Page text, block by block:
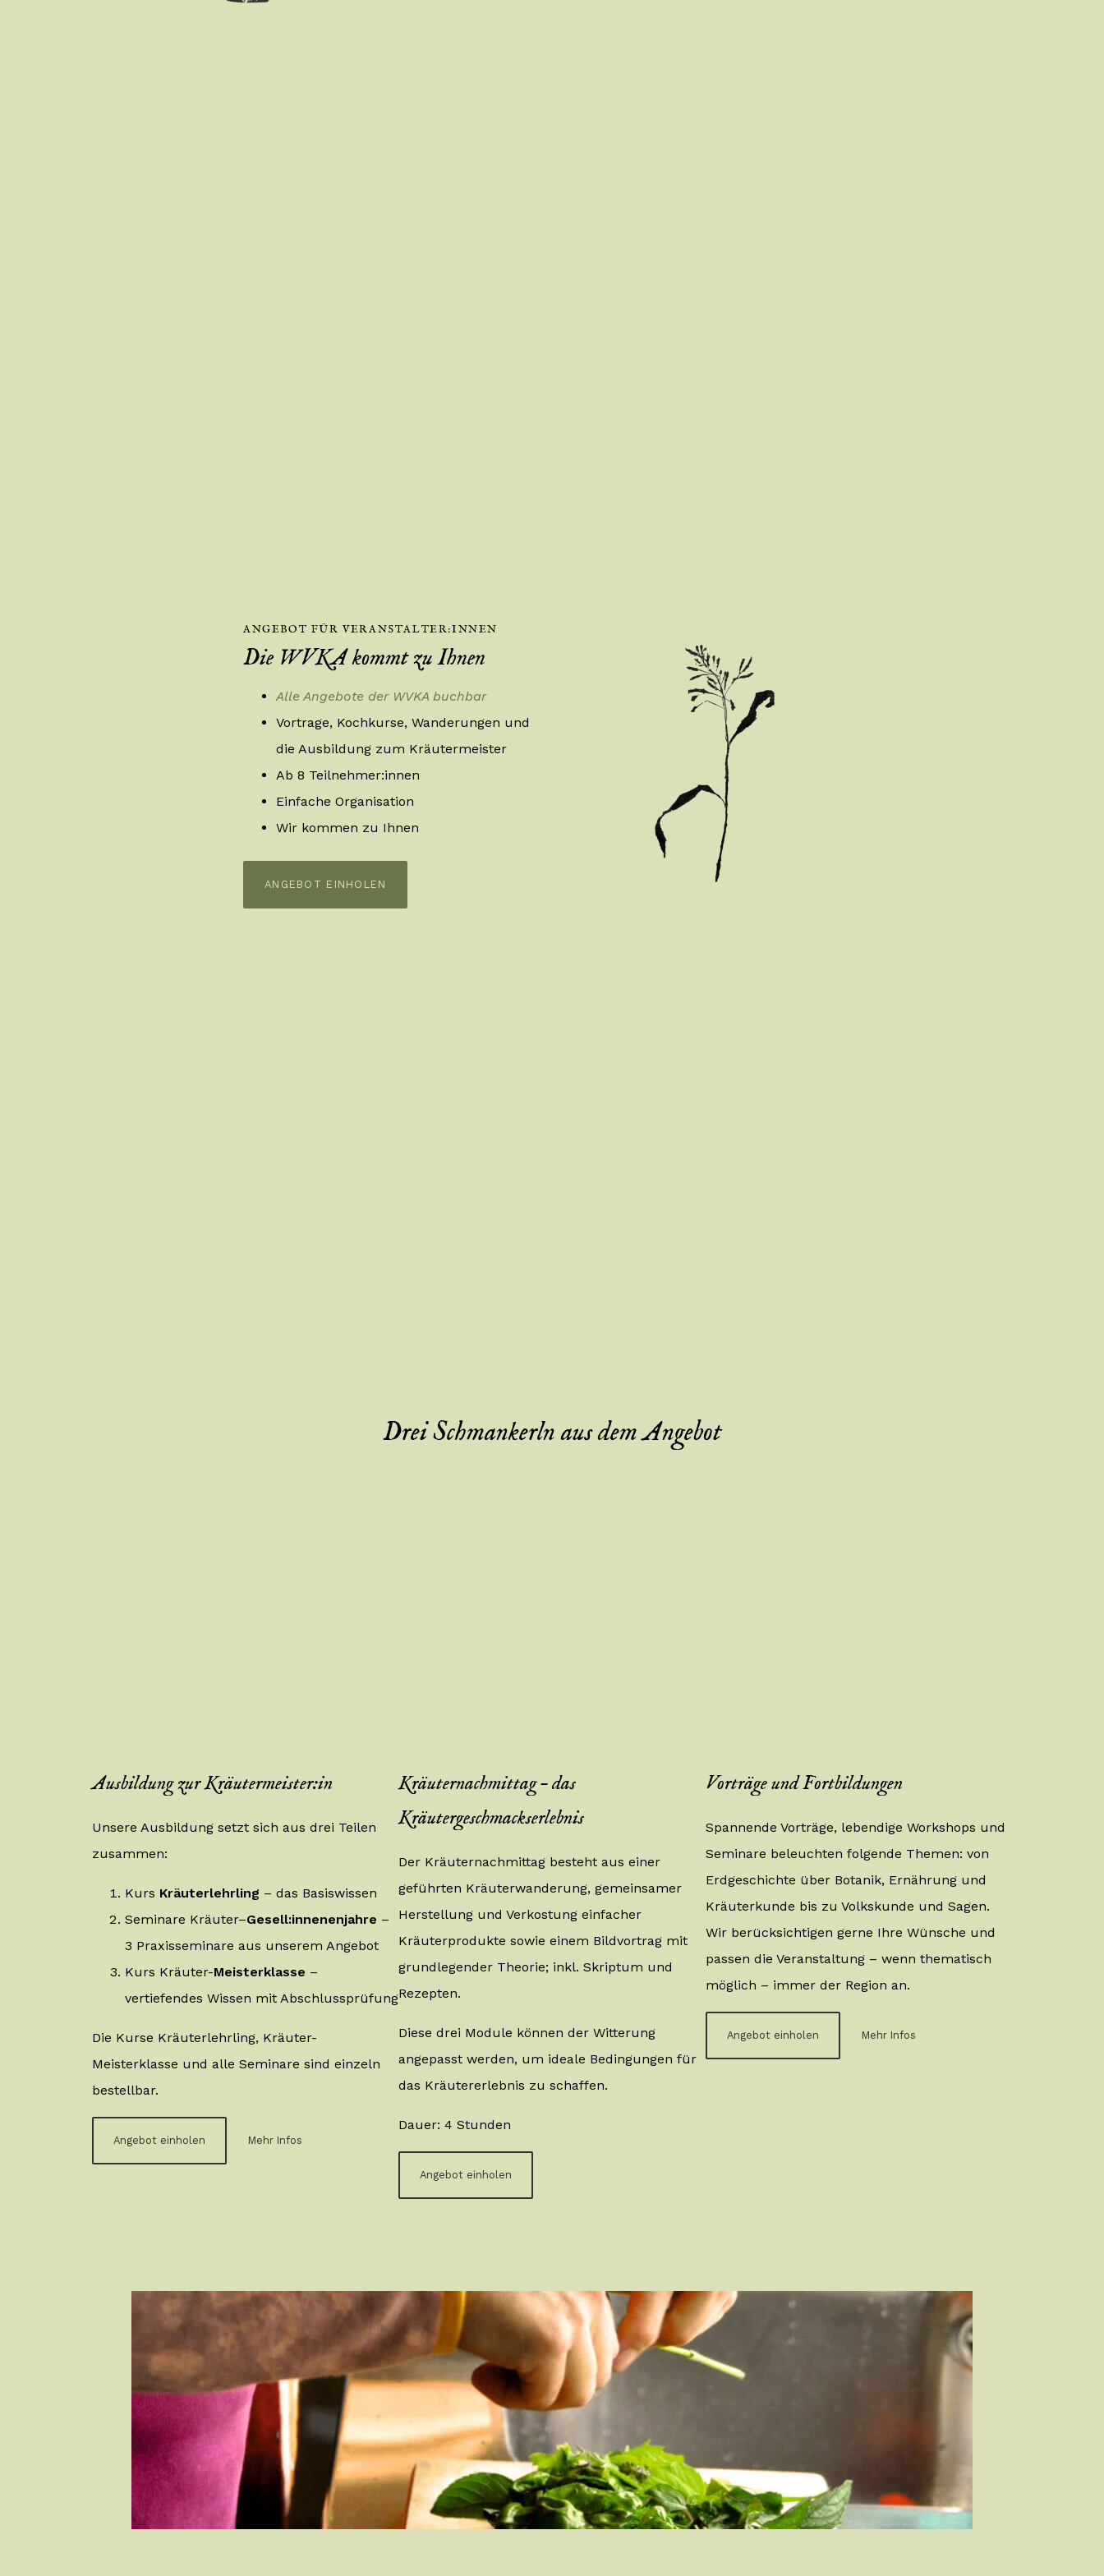
ANGEBOT FÜR VERANSTALTER:INNEN
Die WVKA kommt zu Ihnen
Alle Angebote der WVKA buchbar
Vortrage, Kochkurse, Wanderungen und
die Ausbildung zum Kräutermeister
Ab 8 Teilnehmer:innen
Einfache Organisation
Wir kommen zu Ihnen
ANGEBOT EINHOLEN
Drei Schmankerln aus dem Angebot
Ausbildung zur Kräutermeister:in
Unsere Ausbildung setzt sich aus drei Teilen
zusammen:
Kurs Kräuterlehrling – das Basiswissen
Seminare Kräuter–Gesell:innenenjahre –
3 Praxisseminare aus unserem Angebot
Kurs Kräuter-Meisterklasse –
vertiefendes Wissen mit Abschlussprüfung
Die Kurse Kräuterlehrling, Kräuter-
Meisterklasse und alle Seminare sind einzeln
bestellbar.
Angebot einholen Mehr Infos
Kräuternachmittag – das
Kräutergeschmackserlebnis
Der Kräuternachmittag besteht aus einer
geführten Kräuterwanderung, gemeinsamer
Herstellung und Verkostung einfacher
Kräuterprodukte sowie einem Bildvortrag mit
grundlegender Theorie; inkl. Skriptum und
Rezepten.
Diese drei Module können der Witterung
angepasst werden, um ideale Bedingungen für
das Kräutererlebnis zu schaffen.
Dauer: 4 Stunden
Angebot einholen
Vorträge und Fortbildungen
Spannende Vorträge, lebendige Workshops und
Seminare beleuchten folgende Themen: von
Erdgeschichte über Botanik, Ernährung und
Kräuterkunde bis zu Volkskunde und Sagen.
Wir berücksichtigen gerne Ihre Wünsche und
passen die Veranstaltung – wenn thematisch
möglich – immer der Region an.
Angebot einholen Mehr Infos